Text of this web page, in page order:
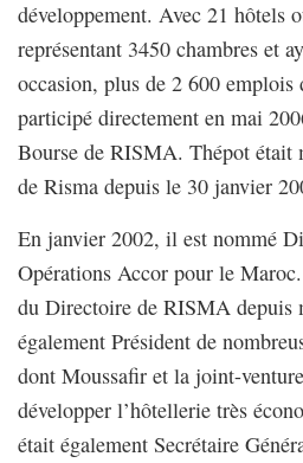
développement. Avec 21 hôtels
représentant 3450 chambres et
occasion, plus de 2 600
participé directement en mai
Bourse de RISMA. Thépot était
de Risma depuis le 30 janvier
En janvier 2002, il est nommé
Opérations Accor pour le
du Directoire de RISMA depuis
également Président de
dont Moussafir et la joint-
développer l’hôtellerie très
était également Secrétaire